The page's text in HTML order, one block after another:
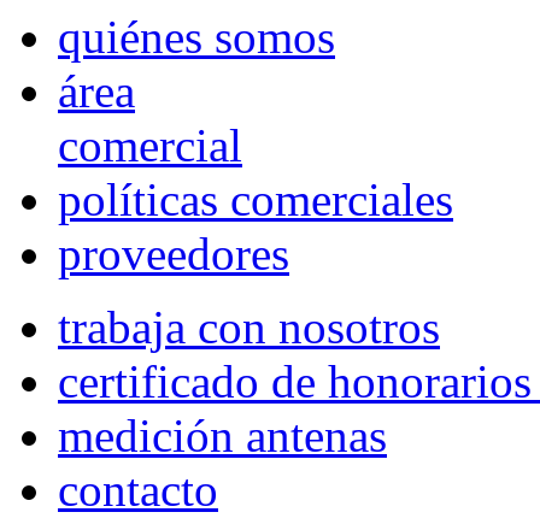
quiénes somos
área
comercial
políticas comerciales
proveedores
trabaja con nosotros
certificado de
medición antenas
contacto